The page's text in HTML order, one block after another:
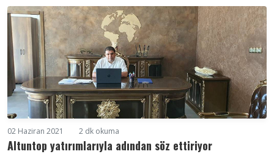
02 Haziran 2021 2 dk okuma
Altuntop yatırımlarıyla adından söz ettiriyor